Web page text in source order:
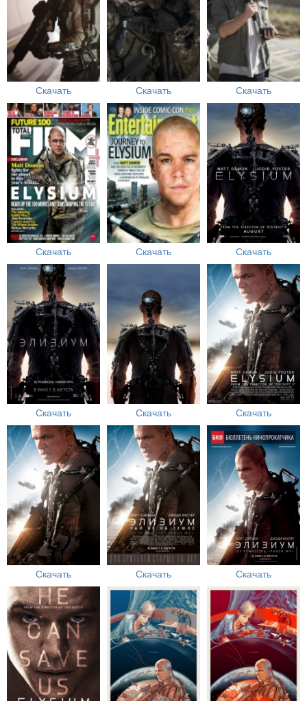
Скачать Скачать Скачать
Скачать Скачать Скачать
Скачать Скачать Скачать
Скачать Скачать Скачать